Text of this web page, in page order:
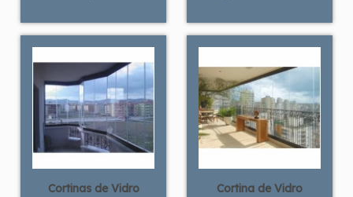
Cortinas de Vidro
Cortina de Vidro